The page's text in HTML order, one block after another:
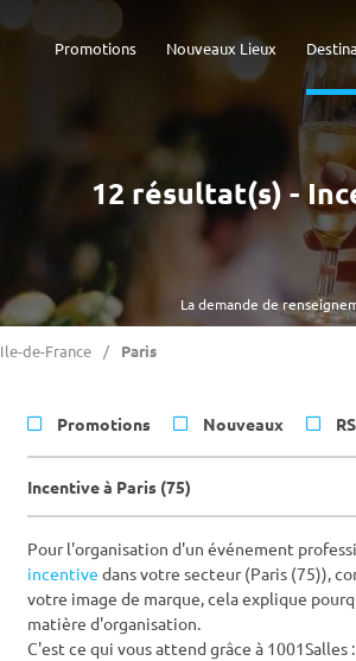
Nouveaux Lieux
Promotions
La demande de
12 résultat(s) -
Ile-de-France Paris
Promotions Nouveaux
Incentive à Paris (75)
Pour l'organisation d'un événement
incentive dans votre secteur (Paris (75)),
votre image de marque, cela explique
matière d'organisation.
C'est ce qui vous attend grâce à